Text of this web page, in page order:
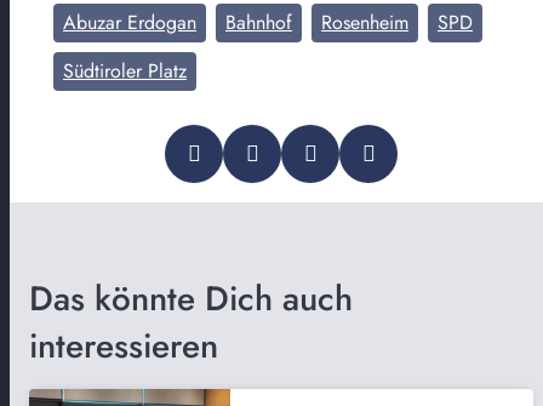
Abuzar Erdogan Bahnhof Rosenheim
SPD
Südtiroler Platz
Das könnte Dich auch
interessieren